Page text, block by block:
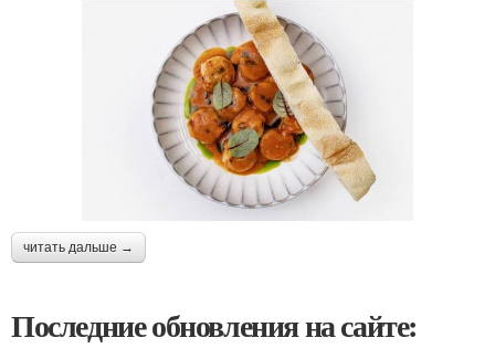
читать дальше →
Последние обновления на сайте: